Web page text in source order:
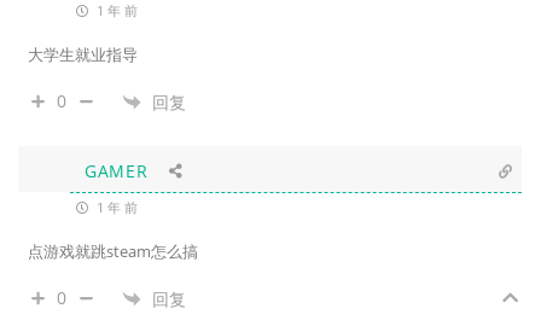
1 年 前
大学生就业指导
0 回复
GAMER
1 年 前
点游戏就跳steam怎么搞
0 回复